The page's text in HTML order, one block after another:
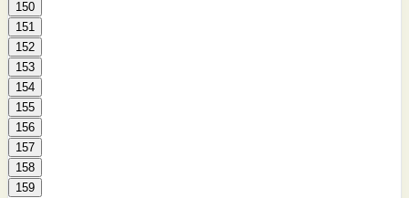
150
151
152
153
154
155
156
157
158
159